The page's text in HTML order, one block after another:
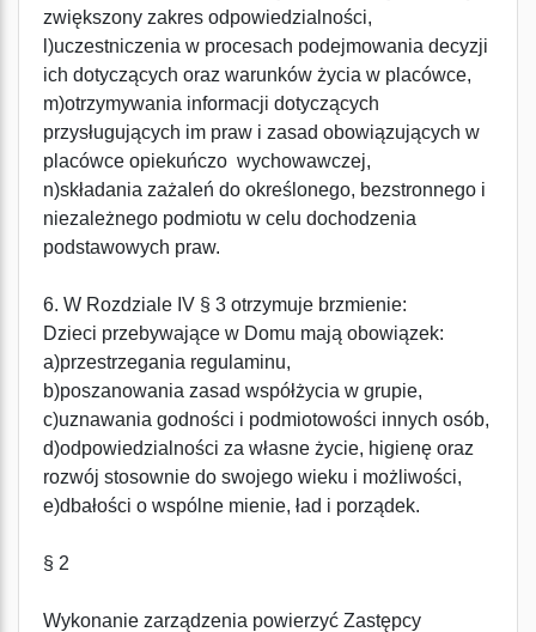
zwiększony zakres odpowiedzialności,
l)uczestniczenia w procesach podejmowania decyzji
ich dotyczących oraz warunków życia w placówce,
m)otrzymywania informacji dotyczących
przysługujących im praw i zasad obowiązujących w
placówce opiekuńczo  wychowawczej,
n)składania zażaleń do określonego, bezstronnego i
niezależnego podmiotu w celu dochodzenia
podstawowych praw.
6. W Rozdziale IV § 3 otrzymuje brzmienie:
Dzieci przebywające w Domu mają obowiązek:
a)przestrzegania regulaminu,
b)poszanowania zasad współżycia w grupie,
c)uznawania godności i podmiotowości innych osób,
d)odpowiedzialności za własne życie, higienę oraz
rozwój stosownie do swojego wieku i możliwości,
e)dbałości o wspólne mienie, ład i porządek.
§ 2
Wykonanie zarządzenia powierzyć Zastępcy